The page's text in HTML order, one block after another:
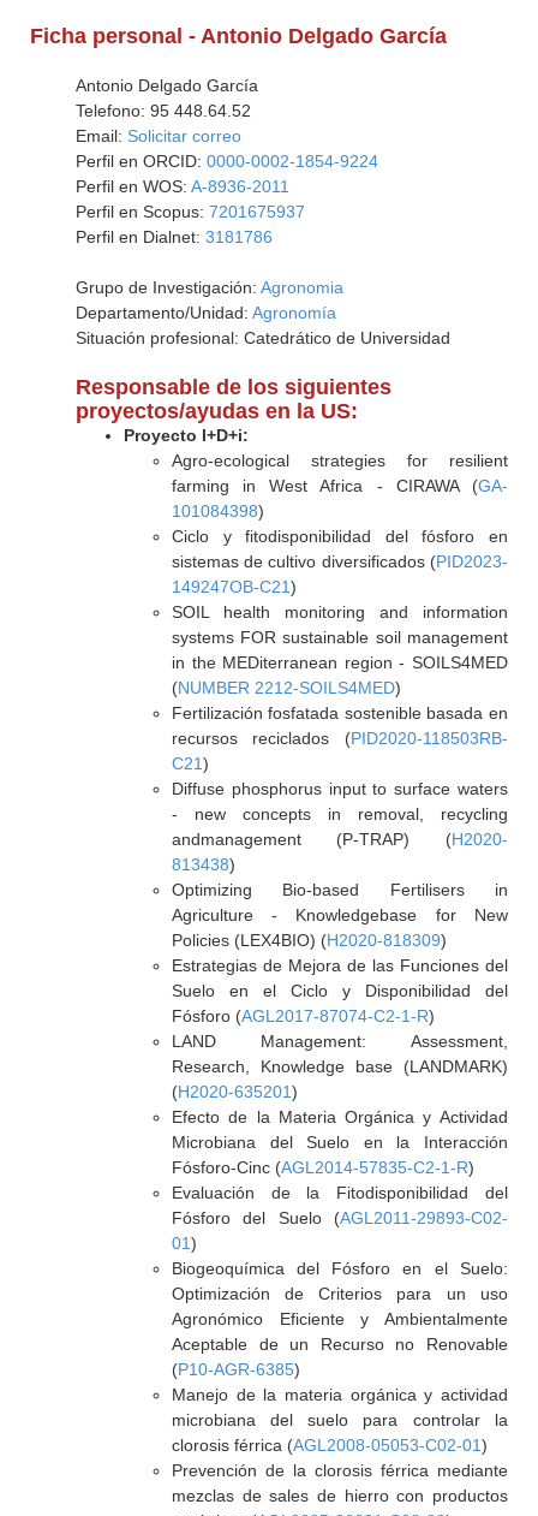
Ficha personal - Antonio Delgado García
Antonio Delgado García
Telefono: 95 448.64.52
Email: Solicitar correo
Perfil en ORCID: 0000-0002-1854-9224
Perfil en WOS: A-8936-2011
Perfil en Scopus: 7201675937
Perfil en Dialnet: 3181786
Grupo de Investigación: Agronomia
Departamento/Unidad: Agronomía
Situación profesional: Catedrático de Universidad
Responsable de los siguientes
proyectos/ayudas en la US:
Proyecto I+D+i:
Agro-ecological strategies for resilient
farming in West Africa - CIRAWA (GA-
101084398)
Ciclo y fitodisponibilidad del fósforo en
sistemas de cultivo diversificados (PID2023-
149247OB-C21)
SOIL health monitoring and information
systems FOR sustainable soil management
in the MEDiterranean region - SOILS4MED
(NUMBER 2212-SOILS4MED)
Fertilización fosfatada sostenible basada en
recursos reciclados (PID2020-118503RB-
C21)
Diffuse phosphorus input to surface waters
- new concepts in removal, recycling
andmanagement (P-TRAP) (H2020-
813438)
Optimizing Bio-based Fertilisers in
Agriculture - Knowledgebase for New
Policies (LEX4BIO) (H2020-818309)
Estrategias de Mejora de las Funciones del
Suelo en el Ciclo y Disponibilidad del
Fósforo (AGL2017-87074-C2-1-R)
LAND Management: Assessment,
Research, Knowledge base (LANDMARK)
(H2020-635201)
Efecto de la Materia Orgánica y Actividad
Microbiana del Suelo en la Interacción
Fósforo-Cinc (AGL2014-57835-C2-1-R)
Evaluación de la Fitodisponibilidad del
Fósforo del Suelo (AGL2011-29893-C02-
01)
Biogeoquímica del Fósforo en el Suelo:
Optimización de Criterios para un uso
Agronómico Eficiente y Ambientalmente
Aceptable de un Recurso no Renovable
(P10-AGR-6385)
Manejo de la materia orgánica y actividad
microbiana del suelo para controlar la
clorosis férrica (AGL2008-05053-C02-01)
Prevención de la clorosis férrica mediante
mezclas de sales de hierro con productos